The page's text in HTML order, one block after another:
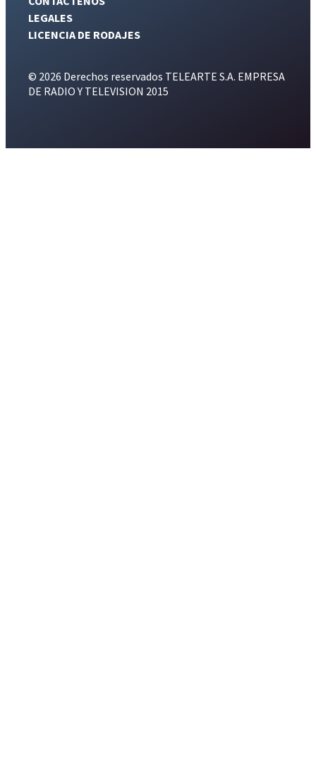
LEGALES
LICENCIA DE RODAJES
© 2026 Derechos reservados TELEARTE S.A. EMPRESA
DE RADIO Y TELEVISION 2015